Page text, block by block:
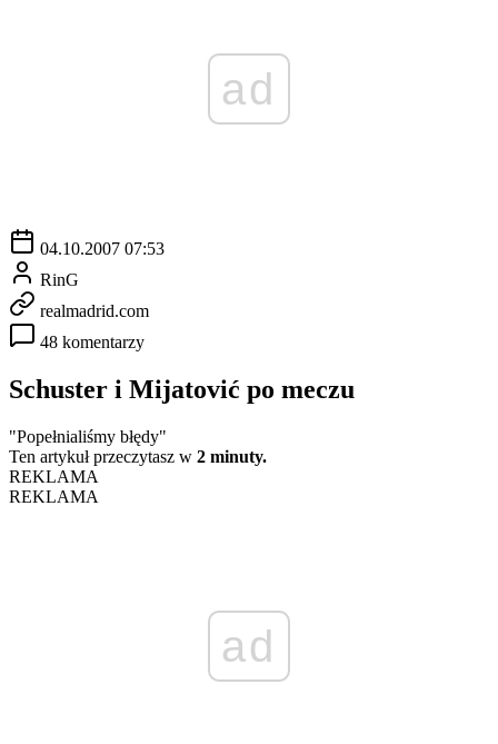
ad
04.10.2007 07:53
RinG
realmadrid.com
48 komentarzy
Schuster i Mijatović po meczu
"Popełnialiśmy błędy"
Ten artykuł przeczytasz w 2 minuty.
REKLAMA
REKLAMA
ad